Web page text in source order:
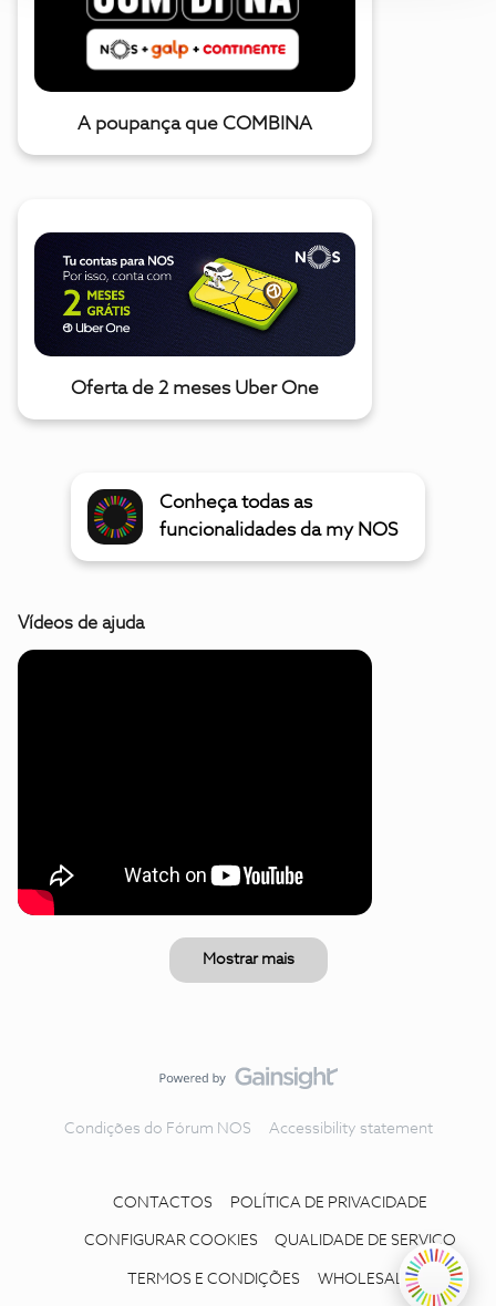
A poupança que COMBINA
Oferta de 2 meses Uber One
Conheça todas as
funcionalidades da my NOS
Vídeos de ajuda
Mostrar mais
Condições do Fórum NOS Accessibility statement
CONTACTOS POLÍTICA DE PRIVACIDADE
CONFIGURAR COOKIES QUALIDADE DE SERVIÇO
TERMOS E CONDIÇÕES WHOLESALE